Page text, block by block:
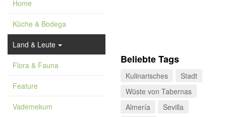
Home
Küche & Bodega
Land & Leute
Flora & Fauna
Feature
Vademekum
Beliebte Tags
Kulinarisches
Stadt
Wüste von Tabernas
Almería
Sevilla